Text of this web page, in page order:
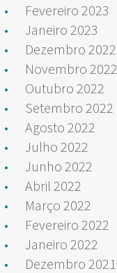
Fevereiro 2023
Janeiro 2023
Dezembro 2022
Novembro 2022
Outubro 2022
Setembro 2022
Agosto 2022
Julho 2022
Junho 2022
Abril 2022
Março 2022
Fevereiro 2022
Janeiro 2022
Dezembro 2021